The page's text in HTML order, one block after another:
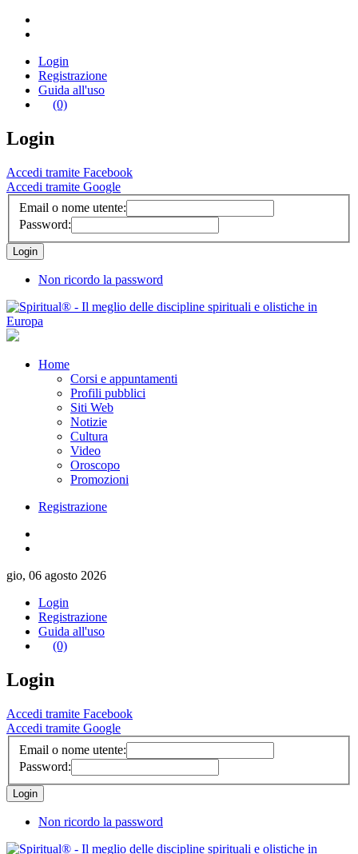
Login
Registrazione
Guida all'uso
(0)
Login
Accedi tramite Facebook
Accedi tramite Google
Email o nome utente:
Password:
Non ricordo la password
Home
Corsi e appuntamenti
Profili pubblici
Siti Web
Notizie
Cultura
Video
Oroscopo
Promozioni
Registrazione
gio, 06 agosto 2026
Login
Registrazione
Guida all'uso
(0)
Login
Accedi tramite Facebook
Accedi tramite Google
Email o nome utente:
Password:
Non ricordo la password